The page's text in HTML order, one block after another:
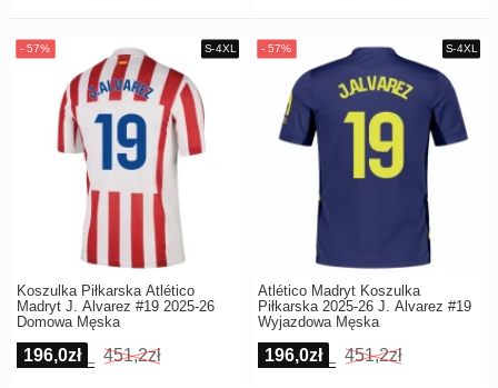
Koszulka Piłkarska Atlético
Madryt J. Alvarez #19 2025-26
Domowa Męska
196,0zł 451,2zł
Atlético Madryt Koszulka
Piłkarska 2025-26 J. Alvarez #19
Wyjazdowa Męska
196,0zł 451,2zł